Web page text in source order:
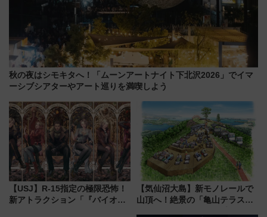
秋の夜はシモキタへ！「ムーンアートナイト下北沢2026」でイマ
ーシブシアターやアート巡りを満喫しよう
【USJ】R-15指定の極限恐怖！
新アトラクション「『バイオハ
【気仙沼大島】新モノレールで
山頂へ！絶景の「亀山テラス